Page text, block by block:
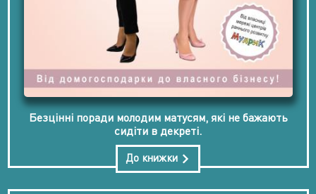
Безцінні поради молодим матусям, які не бажають
сидіти в декреті.
До книжки